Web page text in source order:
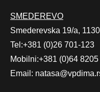
SMEDEREVO
Smederevska 19/a,
Tel:+381 (0)26 701-123
Mobilni:+381 (0)64 8205
Email: